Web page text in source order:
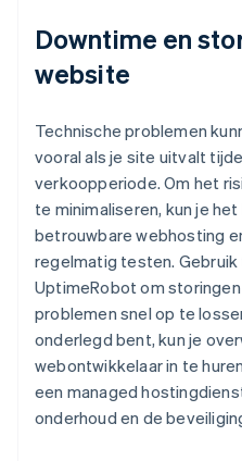
Downtime en
website
Technische problemen
vooral als je site uitvalt
verkoopperiode. Om het
te minimaliseren, kun je
betrouwbare webhosting
regelmatig testen.
UptimeRobot om
problemen snel op te
onderlegd bent, kun je
webontwikkelaar in te
een managed
onderhoud en de